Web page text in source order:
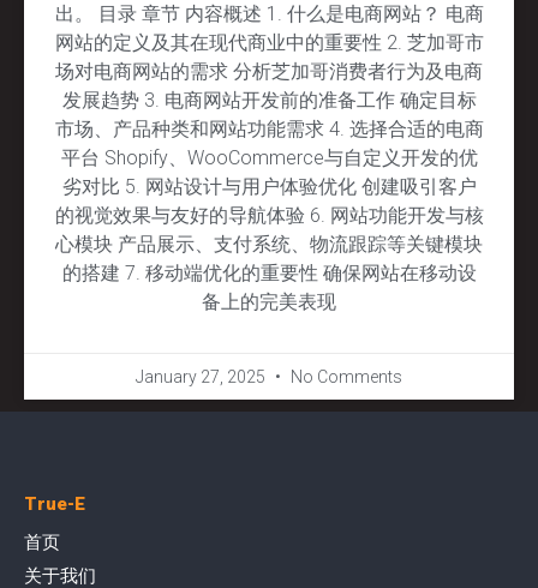
出。 目录 章节 内容概述 1. 什么是电商网站？ 电商
网站的定义及其在现代商业中的重要性 2. 芝加哥市
场对电商网站的需求 分析芝加哥消费者行为及电商
发展趋势 3. 电商网站开发前的准备工作 确定目标
市场、产品种类和网站功能需求 4. 选择合适的电商
平台 Shopify、WooCommerce与自定义开发的优
劣对比 5. 网站设计与用户体验优化 创建吸引客户
的视觉效果与友好的导航体验 6. 网站功能开发与核
心模块 产品展示、支付系统、物流跟踪等关键模块
的搭建 7. 移动端优化的重要性 确保网站在移动设
备上的完美表现
January 27, 2025 No Comments
True-E
首页
关于我们